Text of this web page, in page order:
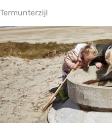
r
v
n
T
e
r
m
u
n
t
e
r
Termunterzijl